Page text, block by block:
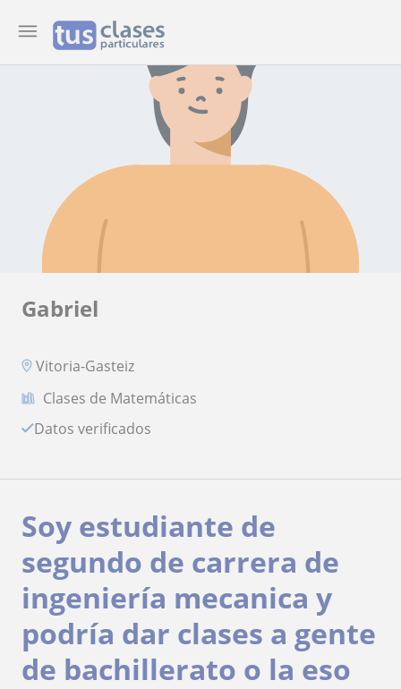
Gabriel
Vitoria-Gasteiz
Clases de Matemáticas
Datos verificados
Soy estudiante de
segundo de carrera de
ingeniería mecanica y
podría dar clases a gente
de bachillerato o la eso